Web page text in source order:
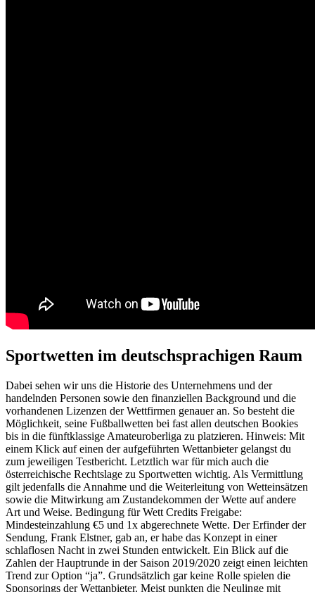
Sportwetten im deutschsprachigen Raum
Dabei sehen wir uns die Historie des Unternehmens und der
handelnden Personen sowie den finanziellen Background und die
vorhandenen Lizenzen der Wettfirmen genauer an. So besteht die
Möglichkeit, seine Fußballwetten bei fast allen deutschen Bookies
bis in die fünftklassige Amateuroberliga zu platzieren. Hinweis: Mit
einem Klick auf einen der aufgeführten Wettanbieter gelangst du
zum jeweiligen Testbericht. Letztlich war für mich auch die
österreichische Rechtslage zu Sportwetten wichtig. Als Vermittlung
gilt jedenfalls die Annahme und die Weiterleitung von Wetteinsätzen
sowie die Mitwirkung am Zustandekommen der Wette auf andere
Art und Weise. Bedingung für Wett Credits Freigabe:
Mindesteinzahlung €5 und 1x abgerechnete Wette. Der Erfinder der
Sendung, Frank Elstner, gab an, er habe das Konzept in einer
schlaflosen Nacht in zwei Stunden entwickelt. Ein Blick auf die
Zahlen der Hauptrunde in der Saison 2019/2020 zeigt einen leichten
Trend zur Option “ja”. Grundsätzlich gar keine Rolle spielen die
Sponsorings der Wettanbieter. Meist punkten die Neulinge mit